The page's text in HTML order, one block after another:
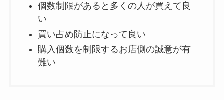
個数制限があると多くの人が買えて良
い
買い占め防止になって良い
購入個数を制限するお店側の誠意が有
難い